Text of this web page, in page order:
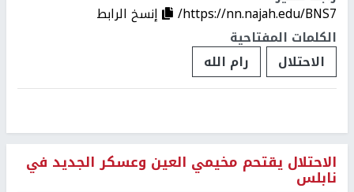
https://nn.najah.edu/BNS7/
إنسخ الرابط
الكلمات المفتاحية
الاحتلال
رام الله
الاحتلال يقتحم مخيمي العين وعسكر الجديد في
نابلس